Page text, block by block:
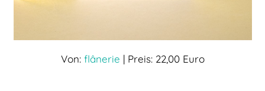
Von: flânerie | Preis: 22,00 Euro